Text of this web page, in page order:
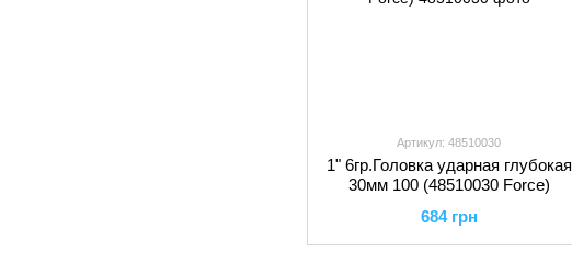
Артикул: 48510030
1" 6гр.Головка ударная глубокая
30мм 100 (48510030 Force)
684 грн